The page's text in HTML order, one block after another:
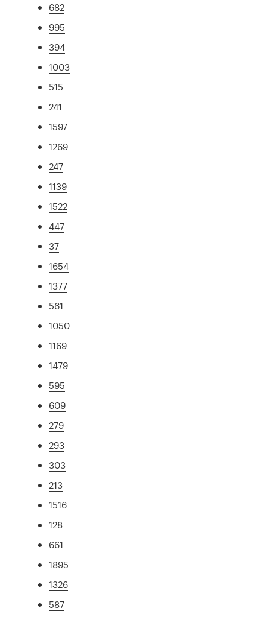
682
995
394
1003
515
241
1597
1269
247
1139
1522
447
37
1654
1377
561
1050
1169
1479
595
609
279
293
303
213
1516
128
661
1895
1326
587